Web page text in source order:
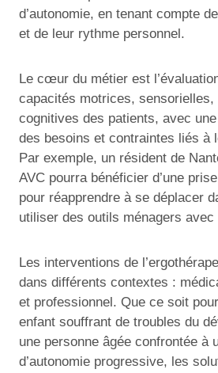
d’autonomie, en tenant compte
et de leur rythme personnel.
Le cœur du métier est
capacités motrices, sensorielles,
cognitives des patients, avec
des besoins et contraintes liés à
Par exemple, un résident de
AVC pourra bénéficier d’une
pour réapprendre à se déplacer
utiliser des outils ménagers
Les interventions de
dans différents contextes :
et professionnel. Que ce soit
enfant souffrant de troubles du
une personne âgée confrontée à
d’autonomie progressive, les